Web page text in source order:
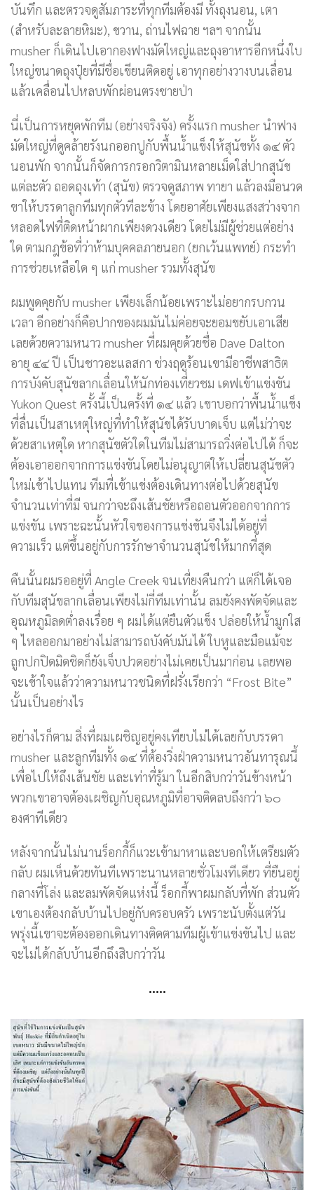
บันทึก และตรวจดูสัมภาระที่ทุกทีมต้องมี ทั้งถุงนอน, เตา
(สำหรับละลายหิมะ), ขวาน, ถ่านไฟฉาย ฯลฯ จากนั้น
musher ก็เดินไปเอากองฟางมัดใหญ่และถุงอาหารอีกหนึ่งใบ
ใหญ่ขนาดถุงปุ๋ยที่มีชื่อเขียนติดอยู่ เอาทุกอย่างวางบนเลื่อน
แล้วเคลื่อนไปหลบพักผ่อนตรงชายป่า
นี่เป็นการหยุดพักทีม (อย่างจริงจัง) ครั้งแรก musher นำฟาง
มัดใหญ่ที่ดูคล้ายรังนกออกปูกับพื้นน้ำแข็งให้สุนัขทั้ง ๑๔ ตัว
นอนพัก จากนั้นก็จัดการกรอกวิตามินหลายเม็ดใส่ปากสุนัข
แต่ละตัว ถอดถุงเท้า (สุนัข) ตรวจดูสภาพ ทายา แล้วลงมือนวด
ขาให้บรรดาลูกทีมทุกตัวทีละข้าง โดยอาศัยเพียงแสงสว่างจาก
หลอดไฟที่ติดหน้าผากเพียงดวงเดียว โดยไม่มีผู้ช่วยแต่อย่าง
ใด ตามกฎข้อที่ว่าห้ามบุคคลภายนอก (ยกเว้นแพทย์) กระทำ
การช่วยเหลือใด ๆ แก่ musher รวมทั้งสุนัข
ผมพูดคุยกับ musher เพียงเล็กน้อยเพราะไม่อยากรบกวน
เวลา อีกอย่างก็คือปากของผมมันไม่ค่อยจะยอมขยับเอาเสีย
เลยด้วยความหนาว musher ที่ผมคุยด้วยชื่อ Dave Dalton
อายุ ๔๔ ปี เป็นชาวอะแลสกา ช่วงฤดูร้อนเขามีอาชีพสาธิต
การบังคับสุนัขลากเลื่อนให้นักท่องเที่ยวชม เดฟเข้าแข่งขัน
Yukon Quest ครั้งนี้เป็นครั้งที่ ๑๔ แล้ว เขาบอกว่าพื้นน้ำแข็ง
ที่ลื่นเป็นสาเหตุใหญ่ที่ทำให้สุนัขได้รับบาดเจ็บ แต่ไม่ว่าจะ
ด้วยสาเหตุใด หากสุนัขตัวใดในทีมไม่สามารถวิ่งต่อไปได้ ก็จะ
ต้องเอาออกจากการแข่งขันโดยไม่อนุญาตให้เปลี่ยนสุนัขตัว
ใหม่เข้าไปแทน ทีมที่เข้าแข่งต้องเดินทางต่อไปด้วยสุนัข
จำนวนเท่าที่มี จนกว่าจะถึงเส้นชัยหรือถอนตัวออกจากการ
แข่งขัน เพราะฉะนั้นหัวใจของการแข่งขันจึงไม่ได้อยู่ที่
ความเร็ว แต่ขึ้นอยู่กับการรักษาจำนวนสุนัขให้มากที่สุด
คืนนั้นผมรออยู่ที่ Angle Creek จนเที่ยงคืนกว่า แต่ก็ได้เจอ
กับทีมสุนัขลากเลื่อนเพียงไม่กี่ทีมเท่านั้น ลมยังคงพัดจัดและ
อุณหภูมิลดต่ำลงเรื่อย ๆ ผมได้แต่ยืนตัวแข็ง ปล่อยให้น้ำมูกใส
ๆ ไหลออกมาอย่างไม่สามารถบังคับมันได้ ใบหูและมือแม้จะ
ถูกปกปิดมิดชิดก็ยังเจ็บปวดอย่างไม่เคยเป็นมาก่อน เลยพอ
จะเข้าใจแล้วว่าความหนาวชนิดที่ฝรั่งเรียกว่า “Frost Bite”
นั้นเป็นอย่างไร
อย่างไรก็ตาม สิ่งที่ผมเผชิญอยู่คงเทียบไม่ได้เลยกับบรรดา
musher และลูกทีมทั้ง ๑๔ ที่ต้องวิ่งฝ่าความหนาวอันทารุณนี้
เพื่อไปให้ถึงเส้นชัย และเท่าที่รู้มา ในอีกสิบกว่าวันข้างหน้า
พวกเขาอาจต้องเผชิญกับอุณหภูมิที่อาจติดลบถึงกว่า ๖๐
องศาทีเดียว
หลังจากนั้นไม่นานร็อกกี้ก็แวะเข้ามาหาและบอกให้เตรียมตัว
กลับ ผมเห็นด้วยทันทีเพราะนานหลายชั่วโมงทีเดียว ที่ยืนอยู่
กลางที่โล่ง และลมพัดจัดแห่งนี้ ร็อกกี้พาผมกลับที่พัก ส่วนตัว
เขาเองต้องกลับบ้านไปอยู่กับครอบครัว เพราะนับตั้งแต่วัน
พรุ่งนี้เขาจะต้องออกเดินทางติดตามทีมผู้เข้าแข่งขันไป และ
จะไม่ได้กลับบ้านอีกถึงสิบกว่าวัน
…..